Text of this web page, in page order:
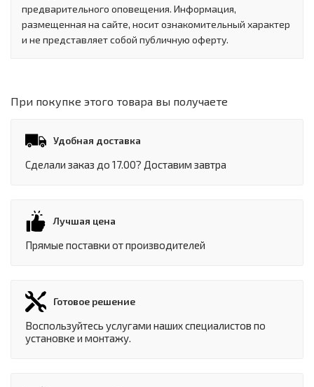
предварительного оповещения. Информация,
размещенная на сайте, носит ознакомительный характер
и не представляет собой публичную оферту.
При покупке этого товара вы получаете
Удобная доставка
Сделали заказ до 17.00? Доставим завтра
Лучшая цена
Прямые поставки от производителей
Готовое решение
Воспользуйтесь услугами наших специалистов по
установке и монтажу.